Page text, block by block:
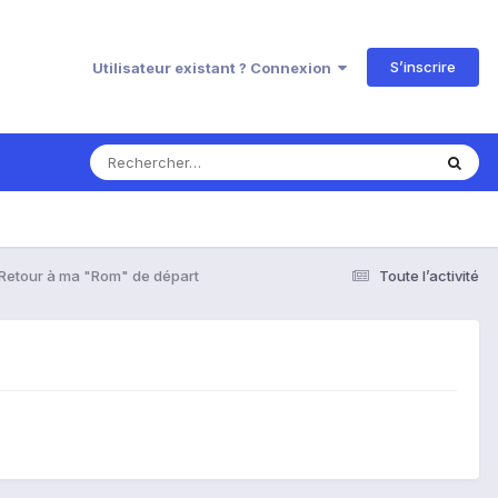
Utilisateur existant ? Connexion S’inscrire
Toute l’activité
à ma "Rom" de départ